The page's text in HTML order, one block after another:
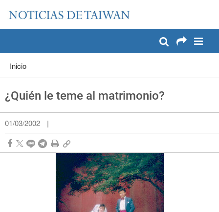
Pase a contenido principal
Inicio
¿Quién le teme al matrimonio?
01/03/2002 |